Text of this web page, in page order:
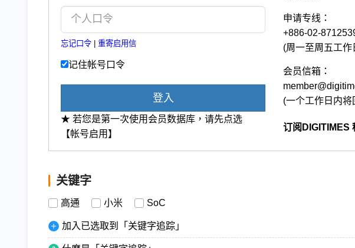
忘记口令 重寄启用信
记住帐号口令
登入
★ 若您是第一次使用会员数据库，请先点选
【帐号启用】
申请专线：
+886-02-
(周一至周五工
会员信箱：
(一个工作日内
订阅DIGITIMES
关键字
高通 小米 SoC
加入已选取到「关键字追踪」